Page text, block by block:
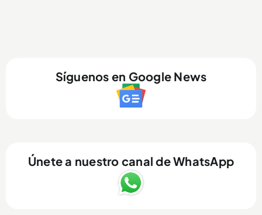
Síguenos en Google News
Únete a nuestro canal de WhatsApp